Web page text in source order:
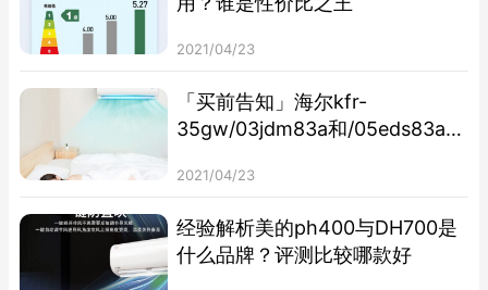
2021/04/23
「买前告知」海尔kfr-
35gw/03jdm83a和/05eds83a哪
2021/04/23
经验解析美的ph400与DH700是
什么品牌？评测比较哪款好